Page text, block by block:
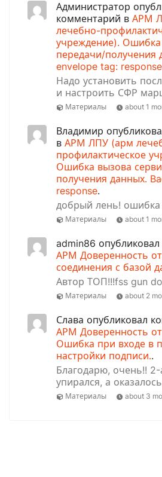
Администратор
комментарий в АРМ
лечебно-
учреждение). Ошибка
передачи/получения
envelope tag: response
Надо установить
и настроить СФР
Материалы about 1
Владимир
в АРМ ЛПУ (арм
профилактическое
Ошибка вызова
получения данных.
response.
добрый лень! ошибка
Материалы about 1
admin86
АРМ Доверенность
соединения с базой
Автор ТОП!!!fss gun
Материалы about 2
Слава опубликовал
АРМ Доверенность
Ошибка при входе в
настройки подписи..
Благодарю, очень!! 2-
упирался, а
Материалы about 3